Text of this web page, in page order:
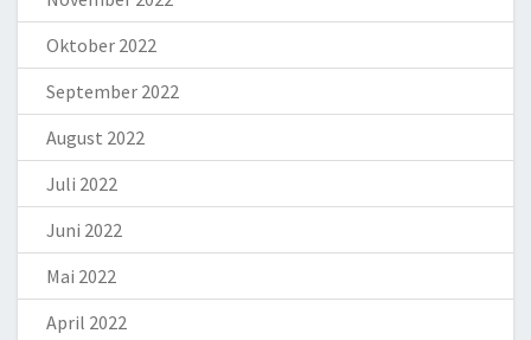
Oktober 2022
September 2022
August 2022
Juli 2022
Juni 2022
Mai 2022
April 2022